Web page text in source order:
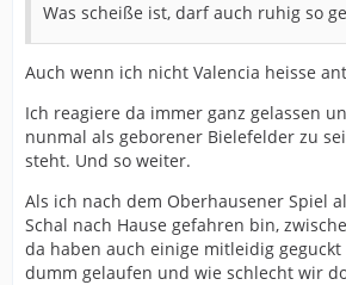
Was scheiße ist, darf auch ruhig so
Auch wenn ich nicht Valencia heisse
Ich reagiere da immer ganz gelassen
nunmal als geborener Bielefelder zu
steht. Und so weiter.
Als ich nach dem Oberhausener Spiel
Schal nach Hause gefahren bin,
da haben auch einige mitleidig geguckt
dumm gelaufen und wie schlecht wir